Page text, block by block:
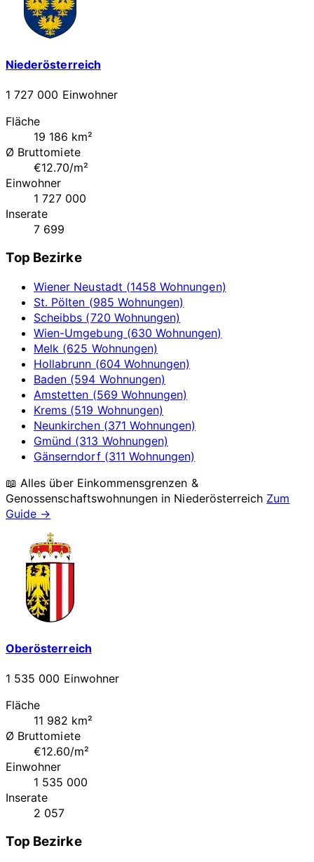
Niederösterreich
1 727 000 Einwohner
Fläche
19 186 km²
Ø Bruttomiete
€12.70/m²
Einwohner
1 727 000
Inserate
7 699
Top Bezirke
Wiener Neustadt (1458 Wohnungen)
St. Pölten (985 Wohnungen)
Scheibbs (720 Wohnungen)
Wien-Umgebung (630 Wohnungen)
Melk (625 Wohnungen)
Hollabrunn (604 Wohnungen)
Baden (594 Wohnungen)
Amstetten (569 Wohnungen)
Krems (519 Wohnungen)
Neunkirchen (371 Wohnungen)
Gmünd (313 Wohnungen)
Gänserndorf (311 Wohnungen)
📖 Alles über Einkommensgrenzen &
Genossenschaftswohnungen in Niederösterreich Zum
Guide →
Oberösterreich
1 535 000 Einwohner
Fläche
11 982 km²
Ø Bruttomiete
€12.60/m²
Einwohner
1 535 000
Inserate
2 057
Top Bezirke